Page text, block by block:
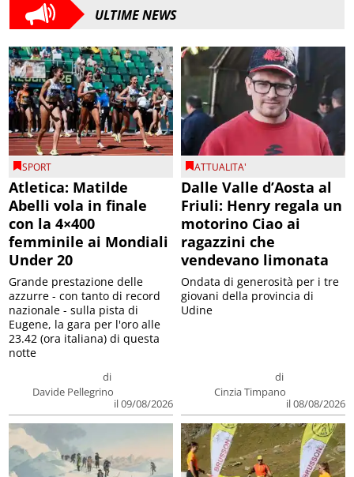
ULTIME NEWS
SPORT
Atletica: Matilde
Abelli vola in finale
con la 4×400
femminile ai Mondiali
Under 20
di
Davide Pellegrino
il 09/08/2026
Grande prestazione delle
azzurre - con tanto di record
nazionale - sulla pista di
Eugene, la gara per l'oro alle
23.42 (ora italiana) di questa
notte
ATTUALITA'
Dalle Valle d’Aosta al
Friuli: Henry regala un
motorino Ciao ai
ragazzini che
vendevano limonata
di
Cinzia Timpano
il 08/08/2026
Ondata di generosità per i tre
giovani della provincia di
Udine